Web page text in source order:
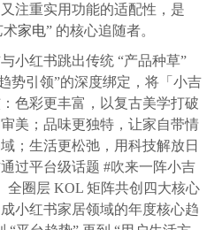
注重实用功能的适配性，是
术家电” 的核心追随者。
小红书跳出传统 “产品种草”
势引领”的深度绑定，将「小吉
色彩更丰富，以复古美学打破
美；品味更独特，让家自带情
；生活更松弛，用科技解放日
过平台级话题 #吹来一阵小吉
全圈层 KOL 矩阵共创四大核心
小红书家居领域的年度核心趋